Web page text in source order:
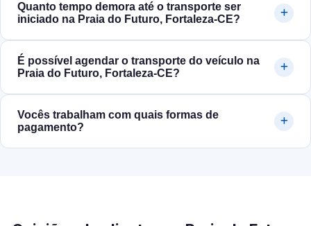
Quanto tempo demora até o transporte ser
iniciado na Praia do Futuro, Fortaleza‑CE?
É possível agendar o transporte do veículo na
Praia do Futuro, Fortaleza‑CE?
Vocês trabalham com quais formas de
pagamento?